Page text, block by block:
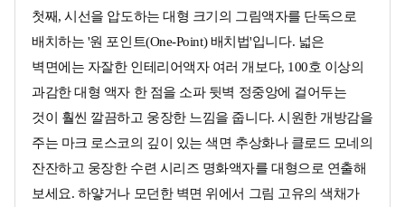
첫째, 시선을 압도하는 대형 크기의 그림액자를 단독으로
배치하는 '원 포인트(One-Point) 배치법'입니다. 넓은
벽면에는 자잘한 인테리어액자 여러 개보다, 100호 이상의
과감한 대형 액자 한 점을 소파 뒷벽 정중앙에 걸어두는
것이 훨씬 깔끔하고 웅장한 느낌을 줍니다. 시원한 개방감을
주는 마크 로스코의 깊이 있는 색면 추상화나 클로드 모네의
잔잔하고 웅장한 수련 시리즈 명화액자를 대형으로 연출해
보세요. 하얗거나 모던한 벽면 위에서 그림 고유의 색채가